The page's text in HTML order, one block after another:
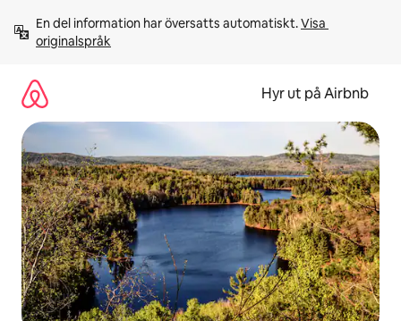
innehåll
En del information har översatts automatiskt. Visa
originalspråk
Hyr ut på Airbnb